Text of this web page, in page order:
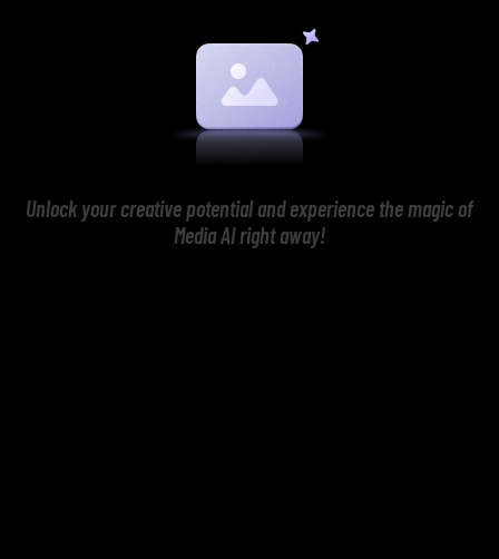
Unlock your creative potential and experience the magic of
Media AI right away!